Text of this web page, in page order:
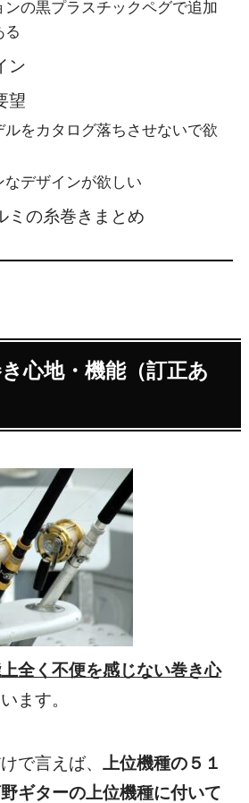
ンの黒プラスチックペグで追加
る
ン
望
ルをカタログ落ちさせないで欲
なデザインが欲しい
ミの糸巻きまとめ
心地・機能（訂正あ
全く不便を感じない巻き心
ます。
で言えば、 上位機種の５１
ギターの上位機種に付いて